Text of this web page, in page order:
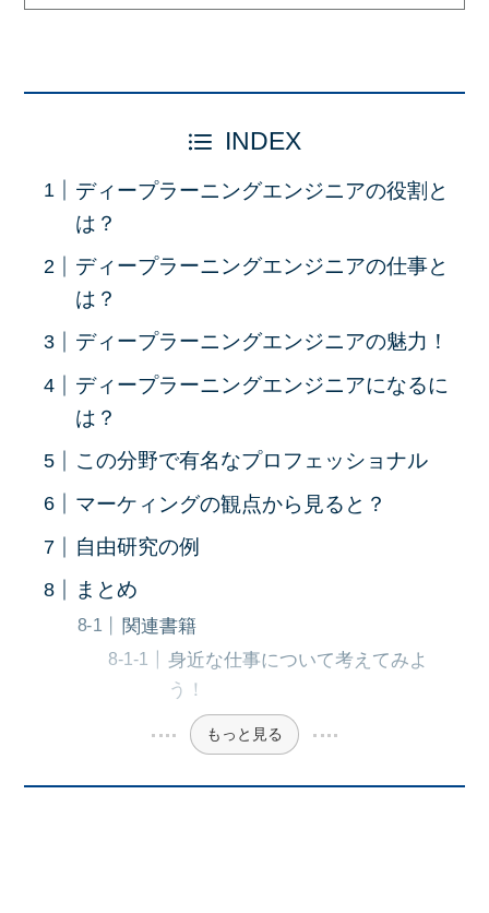
INDEX
ディープラーニングエンジニアの役割と
は？
ディープラーニングエンジニアの仕事と
は？
ディープラーニングエンジニアの魅力！
ディープラーニングエンジニアになるに
は？
この分野で有名なプロフェッショナル
マーケィングの観点から見ると？
自由研究の例
まとめ
関連書籍
身近な仕事について考えてみよ
う！
もっと見る